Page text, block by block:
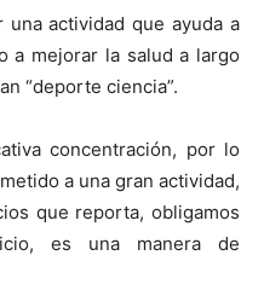
actividad que ayuda a
a mejorar la salud a largo
“deporte ciencia”.
concentración, por lo
a una gran actividad,
que reporta, obligamos
es una manera de